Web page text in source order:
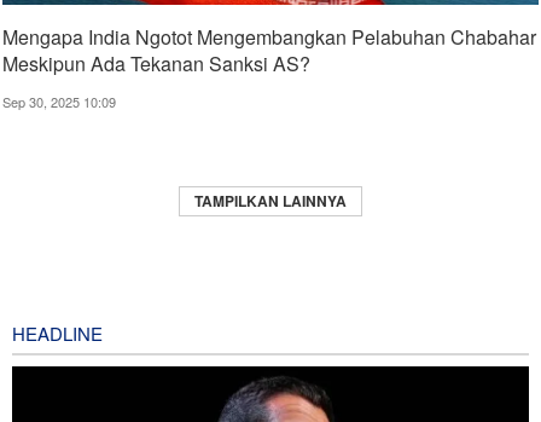
Mengapa India Ngotot Mengembangkan Pelabuhan Chabahar
Meskipun Ada Tekanan Sanksi AS?
Sep 30, 2025 10:09
TAMPILKAN LAINNYA
HEADLINE